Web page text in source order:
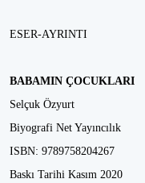
ESER-AYRINTI
BABAMIN ÇOCUKLARI
Selçuk Özyurt
Biyografi Net Yayıncılık
ISBN: 9789758204267
Baskı Tarihi Kasım 2020